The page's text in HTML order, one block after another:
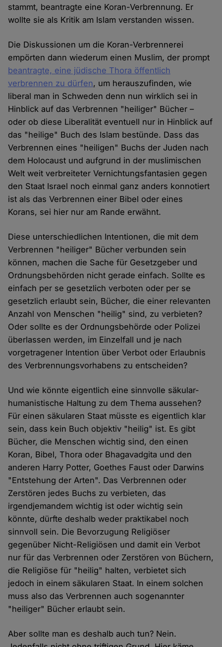
stammt, beantragte eine Koran-Verbrennung. Er
wollte sie als Kritik am Islam verstanden wissen.
Die Diskussionen um die Koran-Verbrennerei
empörten dann wiederum einen Muslim, der prompt
beantragte, eine jüdische Thora öffentlich
verbrennen zu dürfen, um herauszufinden, wie
liberal man in Schweden denn nun wirklich sei in
Hinblick auf das Verbrennen "heiliger" Bücher –
oder ob diese Liberalität eventuell nur in Hinblick auf
das "heilige" Buch des Islam bestünde. Dass das
Verbrennen eines "heiligen" Buchs der Juden nach
dem Holocaust und aufgrund in der muslimischen
Welt weit verbreiteter Vernichtungsfantasien gegen
den Staat Israel noch einmal ganz anders konnotiert
ist als das Verbrennen einer Bibel oder eines
Korans, sei hier nur am Rande erwähnt.
Diese unterschiedlichen Intentionen, die mit dem
Verbrennen "heiliger" Bücher verbunden sein
können, machen die Sache für Gesetzgeber und
Ordnungsbehörden nicht gerade einfach. Sollte es
einfach per se gesetzlich verboten oder per se
gesetzlich erlaubt sein, Bücher, die einer relevanten
Anzahl von Menschen "heilig" sind, zu verbieten?
Oder sollte es der Ordnungsbehörde oder Polizei
überlassen werden, im Einzelfall und je nach
vorgetragener Intention über Verbot oder Erlaubnis
des Verbrennungsvorhabens zu entscheiden?
Und wie könnte eigentlich eine sinnvolle säkular-
humanistische Haltung zu dem Thema aussehen?
Für einen säkularen Staat müsste es eigentlich klar
sein, dass kein Buch objektiv "heilig" ist. Es gibt
Bücher, die Menschen wichtig sind, den einen
Koran, Bibel, Thora oder Bhagavadgita und den
anderen Harry Potter, Goethes Faust oder Darwins
"Entstehung der Arten". Das Verbrennen oder
Zerstören jedes Buchs zu verbieten, das
irgendjemandem wichtig ist oder wichtig sein
könnte, dürfte deshalb weder praktikabel noch
sinnvoll sein. Die Bevorzugung Religiöser
gegenüber Nicht-Religiösen und damit ein Verbot
nur für das Verbrennen oder Zerstören von Büchern,
die Religiöse für "heilig" halten, verbietet sich
jedoch in einem säkularen Staat. In einem solchen
muss also das Verbrennen auch sogenannter
"heiliger" Bücher erlaubt sein.
Aber sollte man es deshalb auch tun? Nein.